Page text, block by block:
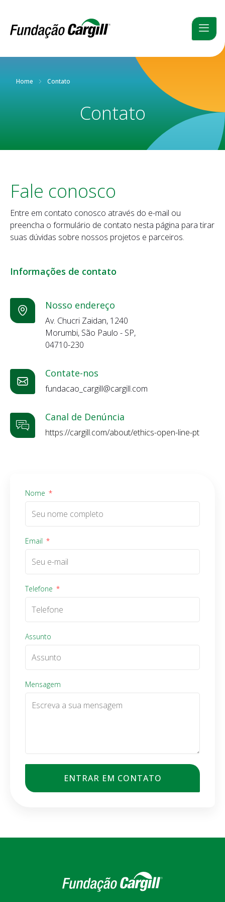
Home Contato
Contato
Fale conosco
Entre em contato conosco através do e-mail ou
preencha o formulário de contato nesta página para tirar
suas dúvidas sobre nossos projetos e parceiros.
Informações de contato
Nosso endereço
Av. Chucri Zaidan, 1240
Morumbi, São Paulo - SP,
04710-230
Contate-nos
fundacao_cargill@cargill.com
Canal de Denúncia
https://cargill.com/about/ethics-open-line-pt
Nome
Email
Telefone
Assunto
Mensagem
ENTRAR EM CONTATO